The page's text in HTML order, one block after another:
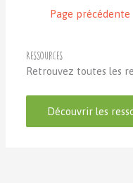
Page précédente
Ressources
Retrouvez toutes les
Découvrir les